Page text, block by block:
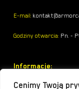
Cenimy Twoją
E-mail:
Godziny otwarcia: Pn. -
Informacje:
Metody płatności